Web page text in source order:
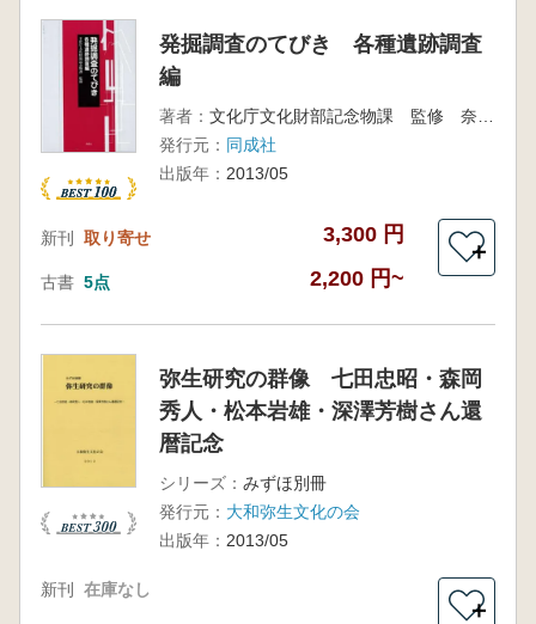
発掘調査のてびき 各種遺跡調査
編
著者：
発行元： 同成社
出版年： 2013/05
新刊 取り寄せ 3,300 円
古書 5点 2,200 円~
＋
弥生研究の群像 七田忠昭・森岡
秀人・松本岩雄・深澤芳樹さん還
暦記念
シリーズ： みずほ別冊
発行元： 大和弥生文化の会
出版年： 2013/05
新刊 在庫なし
＋